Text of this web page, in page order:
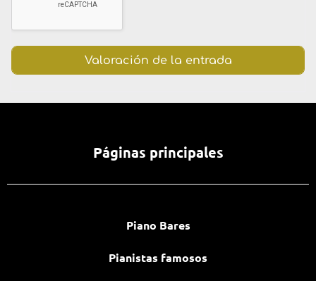
Páginas principales
Piano Bares
Pianistas famosos